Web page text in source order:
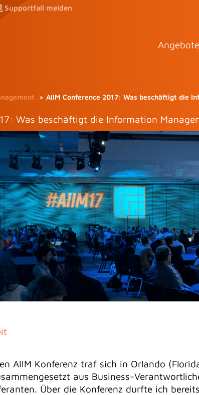
Supportfall melden
Angebote
AIIM Conference 2017: Was beschäftigt die
Was beschäftigt die Information
AIIM Konferenz traf sich in Orlando
aus Business-
Über die Konferenz durfte ich